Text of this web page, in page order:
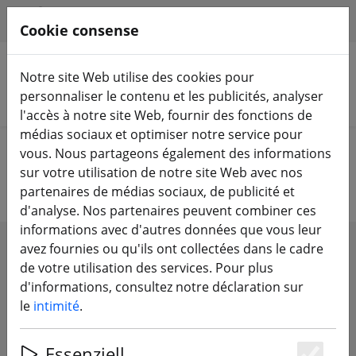
Rechercher des produits
Home Hélice Hélice de 4 pouces
SHOW FILTERS
Cookie consense
Notre site Web utilise des cookies pour
personnaliser le contenu et les publicités, analyser
l'accès à notre site Web, fournir des fonctions de
médias sociaux et optimiser notre service pour
vous. Nous partageons également des informations
sur votre utilisation de notre site Web avec nos
partenaires de médias sociaux, de publicité et
d'analyse. Nos partenaires peuvent combiner ces
informations avec d'autres données que vous leur
avez fournies ou qu'ils ont collectées dans le cadre
de votre utilisation des services. Pour plus
d'informations, consultez notre déclaration sur
le intimité.